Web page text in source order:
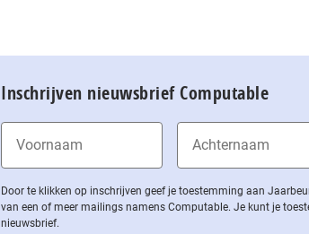
Inschrijven nieuwsbrief Computable
Door te klikken op inschrijven geef je toestemming aan
van een of meer mailings namens Computable. Je kunt je
nieuwsbrief.